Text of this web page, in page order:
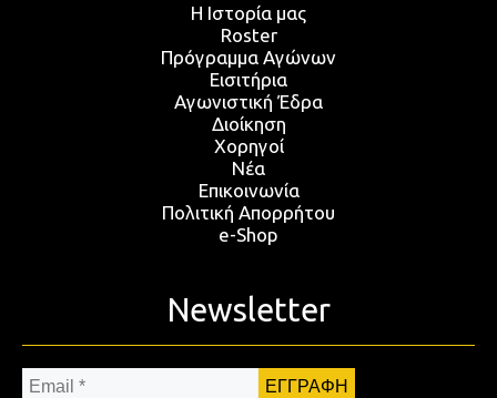
Η Ιστορία μας
Roster
Πρόγραμμα Αγώνων
Εισιτήρια
Αγωνιστική Έδρα
Διοίκηση
Χορηγοί
Νέα
Επικοινωνία
Πολιτική Απορρήτου
e-Shop
Newsletter
Email